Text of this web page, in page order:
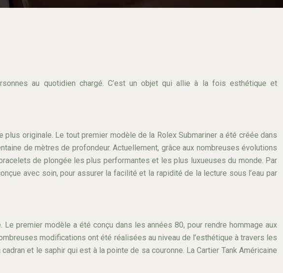
au quotidien chargé. C’est un objet qui allie à la fois esthétique et
originale. Le tout premier modèle de la Rolex Submariner a été créée dans
de mètres de profondeur. Actuellement, grâce aux nombreuses évolutions
de plongée les plus performantes et les plus luxueuses du monde. Par
avec soin, pour assurer la facilité et la rapidité de la lecture sous l’eau par
premier modèle a été conçu dans les années 80, pour rendre hommage aux
modifications ont été réalisées au niveau de l’esthétique à travers les
et le saphir qui est à la pointe de sa couronne. La Cartier Tank Américaine